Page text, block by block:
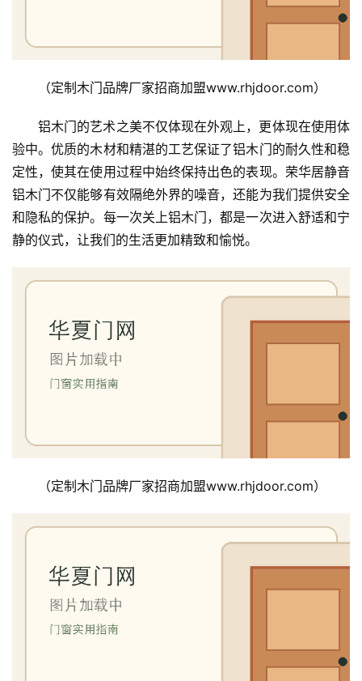
门
（定制木门品牌厂家招商加盟www.rhjdoor.com）
铝木门的艺术之美不仅体现在外观上，更体现在使用体
验中。优质的木材和精湛的工艺保证了铝木门的耐久性和稳
定性，使其在使用过程中始终保持出色的表现。荣华居静音
铝木门不仅能够有效隔绝外界的噪音，还能为我们提供安全
和隐私的保护。每一次关上铝木门，都是一次进入舒适和宁
静的仪式，让我们的生活更加精致和愉悦。
（定制木门品牌厂家招商加盟www.rhjdoor.com）